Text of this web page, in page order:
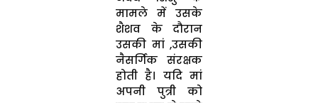
मामले में उसके
शैशव के दौरान
उसकी मां ,उसकी
नैसर्गिक संरक्षक
होती है। यदि मां
अपनी पुत्री को